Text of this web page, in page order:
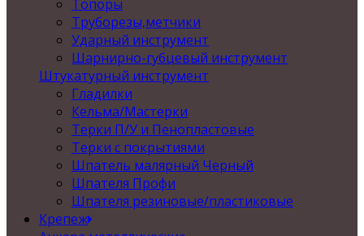
Топоры
Труборезы,метчики
Ударный инструмент
Шарнирно-губцевый инструмент
Штукатурный инструмент
Гладилки
Кельма/Мастерки
Терки П/У и Пенопластовые
Терки с покрытиями
Шпатель малярный Черный
Шпателя Профи
Шпателя резиновые/пластиковые
Крепеж